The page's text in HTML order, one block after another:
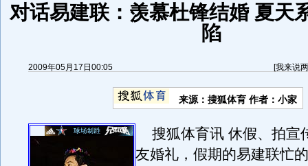
对话易建联：羡慕杜锋结婚 夏天
陷
2009年05月17日00:05 [我来说
来源： 搜狐体育 作者：小家
搜狐体育讯 休假、拍宣
友婚礼，假期的易建联忙